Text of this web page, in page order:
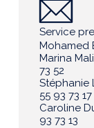
Service
Mohamed
Marina
73 52
Stéphanie
55 93 73 17
Caroline
93 73 13